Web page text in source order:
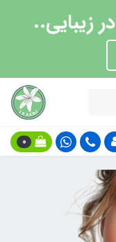
زیبایی..
0